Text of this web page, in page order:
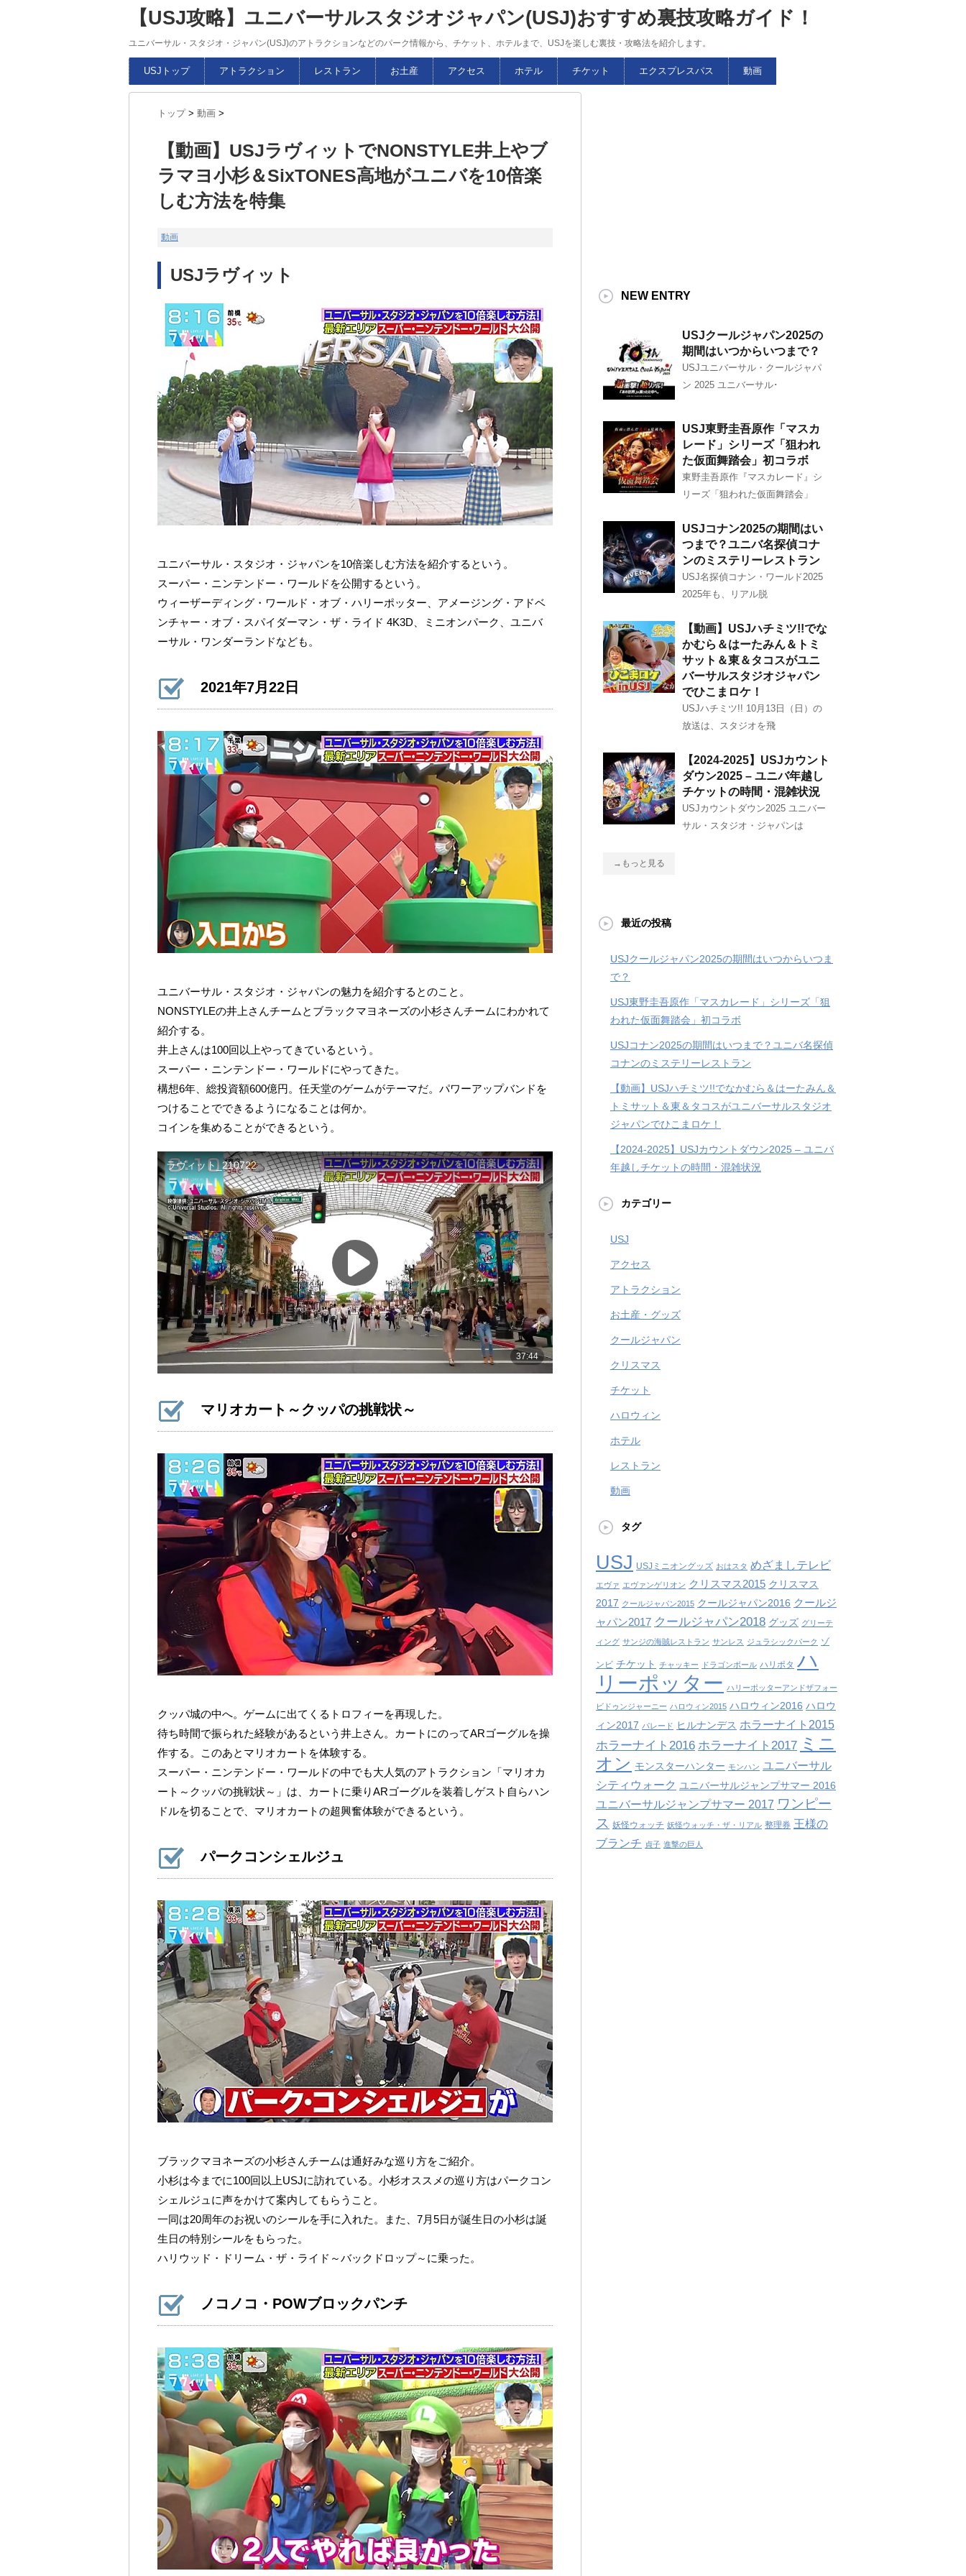
【USJ攻略】ユニバーサルスタジオジャパン(USJ)おすすめ裏技攻略ガイド！
ユニバーサル・スタジオ・ジャパン(USJ)のアトラクションなどのパーク情報から、チケット、ホテルまで、USJを楽しむ裏技・攻略法を紹介します。
USJトップ アトラクション レストラン お土産 アクセス ホテル チケット エクスプレスパス 動画
トップ > 動画 >
【動画】USJラヴィットでNONSTYLE井上やブ
ラマヨ小杉＆SixTONES高地がユニバを10倍楽
しむ方法を特集
動画
USJラヴィット
ユニバーサル・スタジオ・ジャパンを10倍楽しむ方法を紹介するという。
スーパー・ニンテンドー・ワールドを公開するという。
ウィーザーディング・ワールド・オブ・ハリーポッター、アメージング・アドベ
ンチャー・オブ・スパイダーマン・ザ・ライド 4K3D、ミニオンパーク、ユニバ
ーサル・ワンダーランドなども。
2021年7月22日
ユニバーサル・スタジオ・ジャパンの魅力を紹介するとのこと。
NONSTYLEの井上さんチームとブラックマヨネーズの小杉さんチームにわかれて
紹介する。
井上さんは100回以上やってきているという。
スーパー・ニンテンドー・ワールドにやってきた。
構想6年、総投資額600億円。任天堂のゲームがテーマだ。パワーアップバンドを
つけることでできるようになることは何か。
コインを集めることができるという。
マリオカート～クッパの挑戦状～
クッパ城の中へ。ゲームに出てくるトロフィーを再現した。
待ち時間で振られた経験があるという井上さん。カートにのってARゴーグルを操
作する。このあとマリオカートを体験する。
スーパー・ニンテンドー・ワールドの中でも大人気のアトラクション「マリオカ
ート～クッパの挑戦状～」は、カートに乗りARゴーグルを装着しゲスト自らハン
ドルを切ることで、マリオカートの超興奮体験ができるという。
パークコンシェルジュ
ブラックマヨネーズの小杉さんチームは通好みな巡り方をご紹介。
小杉は今までに100回以上USJに訪れている。小杉オススメの巡り方はパークコン
シェルジュに声をかけて案内してもらうこと。
一同は20周年のお祝いのシールを手に入れた。また、7月5日が誕生日の小杉は誕
生日の特別シールをもらった。
ハリウッド・ドリーム・ザ・ライド～バックドロップ～に乗った。
ノコノコ・POWブロックパンチ
NEW ENTRY
USJクールジャパン2025の
期間はいつからいつまで？
USJユニバーサル・クールジャパ
ン 2025 ユニバーサル･
USJ東野圭吾原作「マスカ
レード」シリーズ「狙われ
た仮面舞踏会」初コラボ
東野圭吾原作『マスカレード』シ
リーズ「狙われた仮面舞踏会」
USJコナン2025の期間はい
つまで？ユニバ名探偵コナ
ンのミステリーレストラン
USJ名探偵コナン・ワールド2025
2025年も、リアル脱
【動画】USJハチミツ!!でな
かむら＆はーたみん＆トミ
サット＆東＆タコスがユニ
バーサルスタジオジャパン
でひこまロケ！
USJハチミツ!! 10月13日（日）の
放送は、スタジオを飛
【2024-2025】USJカウント
ダウン2025 – ユニバ年越し
チケットの時間・混雑状況
USJカウントダウン2025 ユニバー
サル・スタジオ・ジャパンは
→もっと見る
最近の投稿
USJクールジャパン2025の期間はいつからいつま
で？
USJ東野圭吾原作「マスカレード」シリーズ「狙
われた仮面舞踏会」初コラボ
USJコナン2025の期間はいつまで？ユニバ名探偵
コナンのミステリーレストラン
【動画】USJハチミツ!!でなかむら＆はーたみん＆
トミサット＆東＆タコスがユニバーサルスタジオ
ジャパンでひこまロケ！
【2024-2025】USJカウントダウン2025 – ユニバ
年越しチケットの時間・混雑状況
カテゴリー
USJ
アクセス
アトラクション
お土産・グッズ
クールジャパン
クリスマス
チケット
ハロウィン
ホテル
レストラン
動画
タグ
USJ USJミニオングッズ おはスタ めざましテレビ
エヴァ エヴァンゲリオン クリスマス2015 クリスマス
2017 クールジャパン2015 クールジャパン2016 クールジ
ャパン2017 クールジャパン2018 グッズ グリーテ
ィング サンジの海賊レストラン サンレス ジュラシックパーク ゾ
ンビ チケット チャッキー ドラゴンボール ハリポタ ハ
リーポッター ハリーポッターアンドザフォー
ビドゥンジャーニー ハロウィン2015 ハロウィン2016 ハロウ
ィン2017 パレード ヒルナンデス ホラーナイト2015
ホラーナイト2016 ホラーナイト2017 ミニ
オン モンスターハンター モンハン ユニバーサル
シティウォーク ユニバーサルジャンプサマー 2016
ユニバーサルジャンプサマー 2017 ワンピー
ス 妖怪ウォッチ 妖怪ウォッチ・ザ・リアル 整理券 王様の
ブランチ 貞子 進撃の巨人